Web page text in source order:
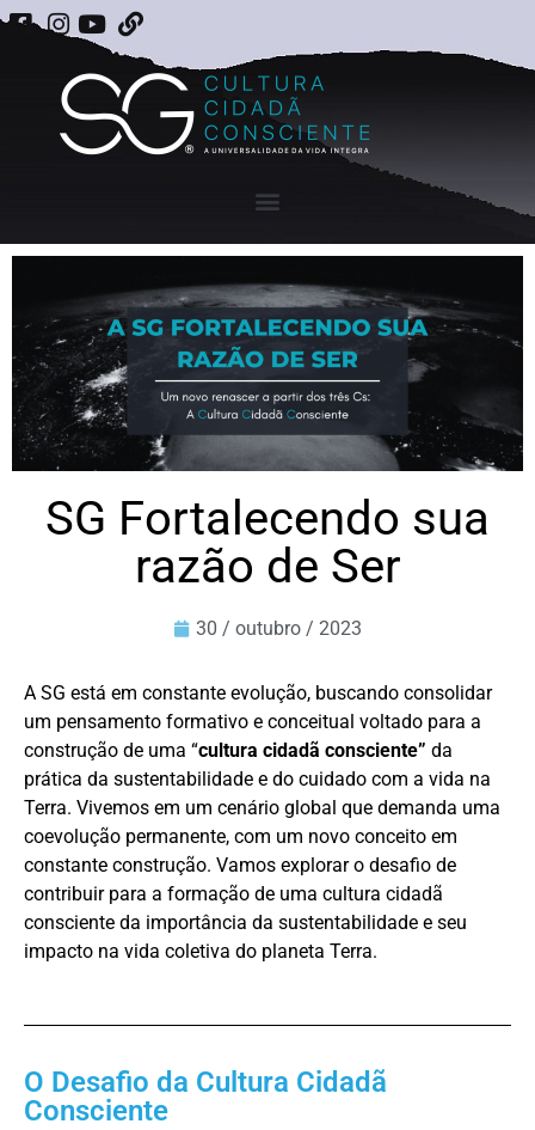
SG Fortalecendo sua
razão de Ser
30 / outubro / 2023
A SG está em constante evolução, buscando consolidar
um pensamento formativo e conceitual voltado para a
construção de uma “cultura cidadã consciente” da
prática da sustentabilidade e do cuidado com a vida na
Terra. Vivemos em um cenário global que demanda uma
coevolução permanente, com um novo conceito em
constante construção. Vamos explorar o desafio de
contribuir para a formação de uma cultura cidadã
consciente da importância da sustentabilidade e seu
impacto na vida coletiva do planeta Terra.
O Desafio da Cultura Cidadã
Consciente